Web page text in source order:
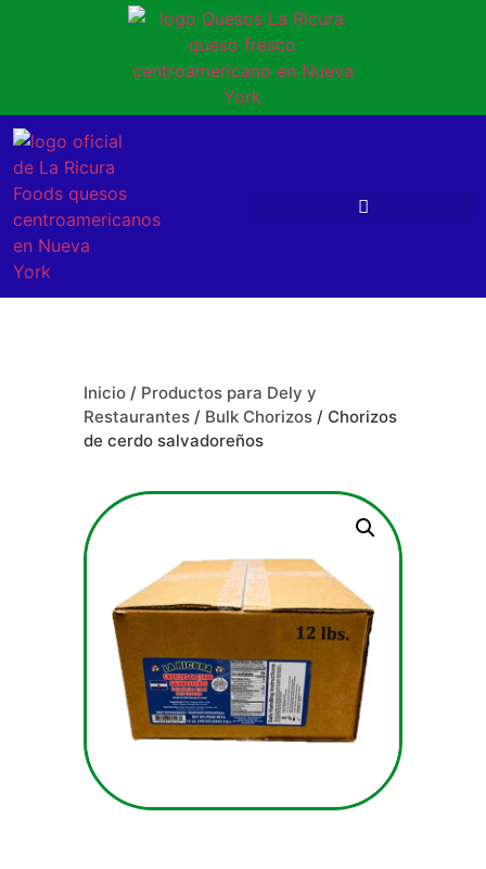
Inicio / Productos para Dely y
Restaurantes / Bulk Chorizos / Chorizos
de cerdo salvadoreños